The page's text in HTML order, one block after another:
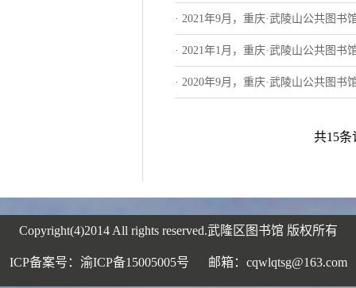
· 2021年9月，重庆·武陵山公共图书
· 2021年1月，重庆·武陵山公共图书
· 2020年9月，重庆·武陵山公共图书
共15
Copyright(4)2014 All rights reserved.武隆区图书馆 版权所有
ICP备案号：渝ICP备15005005号 邮箱：cqwlqtsg@163.com